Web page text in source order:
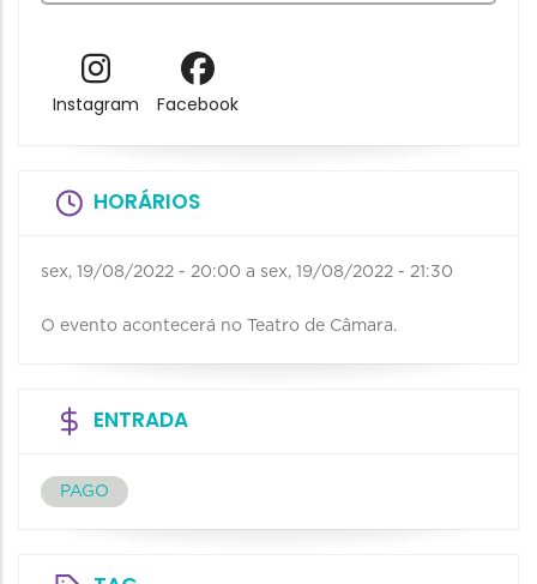
Instagram Facebook
HORÁRIOS
sex, 19/08/2022 - 20:00 a sex, 19/08/2022 - 21:30
O evento acontecerá no Teatro de Câmara.
ENTRADA
PAGO